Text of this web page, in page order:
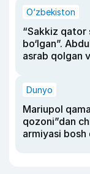
O‘zbekiston
“Sakkiz qator
bo‘lgan”.
asrab qolgan
Dunyo
Mariupol
qozoni”dan
armiyasi bosh